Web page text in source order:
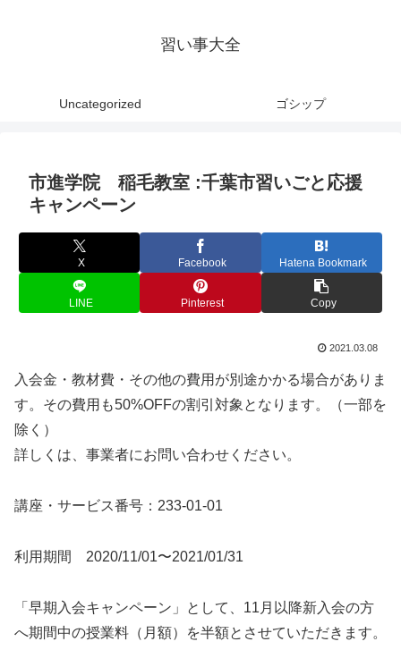
習い事大全
Uncategorized ゴシップ
市進学院 稲毛教室 :千葉市習いごと応援
キャンペーン
X Facebook Hatena Bookmark
LINE Pinterest Copy
2021.03.08
入会金・教材費・その他の費用が別途かかる場合がありま
す。その費用も50%OFFの割引対象となります。（一部を
除く）
詳しくは、事業者にお問い合わせください。
講座・サービス番号：233-01-01
利用期間 2020/11/01〜2021/01/31
「早期入会キャンペーン」として、11月以降新入会の方
へ期間中の授業料（月額）を半額とさせていただきます。